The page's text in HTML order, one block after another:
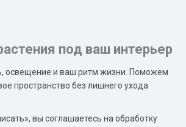
под ваш интерьер
освещение и ваш ритм жизни. Поможем
пространство без лишнего ухода
вы соглашаетесь на обработку